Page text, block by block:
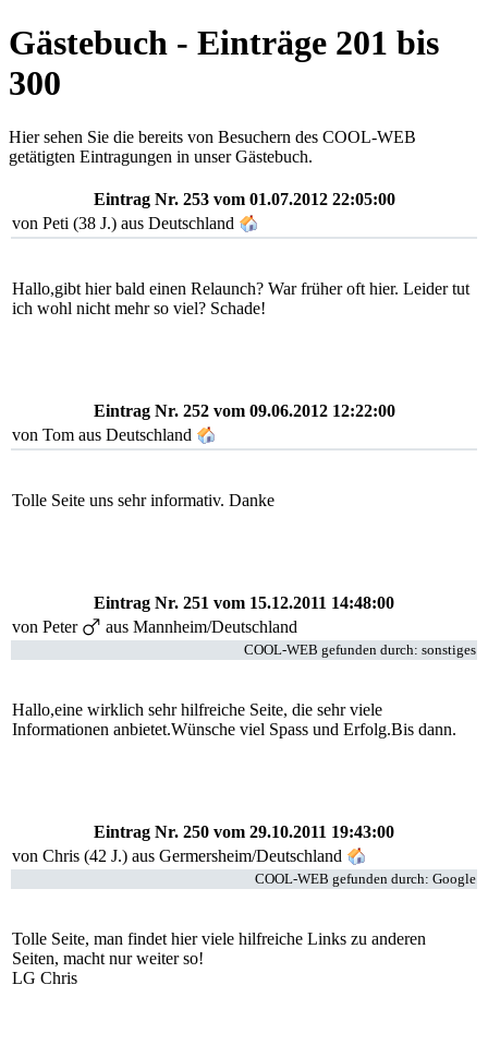
Gästebuch - Einträge 201 bis
300
Hier sehen Sie die bereits von Besuchern des COOL-WEB
getätigten Eintragungen in unser Gästebuch.
Eintrag Nr. 253vom 01.07.2012 22:05:00
von Peti (38 J.) aus Deutschland
Hallo,gibt hier bald einen Relaunch? War früher oft hier. Leider tut
ich wohl nicht mehr so viel? Schade!
Eintrag Nr. 252vom 09.06.2012 12:22:00
von Tom aus Deutschland
Tolle Seite uns sehr informativ. Danke
Eintrag Nr. 251 vom 15.12.2011 14:48:00
von Peter aus Mannheim/Deutschland
COOL-WEB gefunden durch: sonstiges
Hallo,eine wirklich sehr hilfreiche Seite, die sehr viele
Informationen anbietet.Wünsche viel Spass und Erfolg.Bis dann.
Eintrag Nr. 250 vom 29.10.2011 19:43:00
von Chris (42 J.) aus Germersheim/Deutschland
COOL-WEB gefunden durch: Google
Tolle Seite, man findet hier viele hilfreiche Links zu anderen
Seiten, macht nur weiter so!
LG Chris